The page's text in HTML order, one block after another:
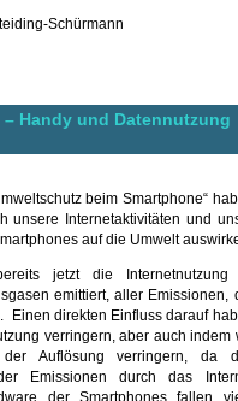
Schürmann
– Handy und Datennutzung
beim Smartphone“
unsere Internetaktivitäten und
auf die Umwelt
jetzt die
emittiert, aller Emissionen,
Einen direkten Einfluss darauf
verringern, aber auch indem
Auflösung verringern, da
Emissionen durch das